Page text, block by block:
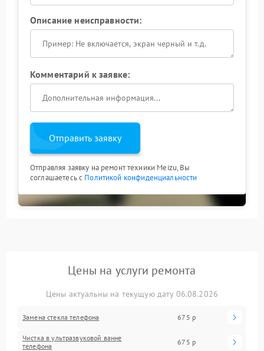
Описание неисправности:
Комментарий к заявке:
Отправить заявку
Отправляя заявку на ремонт техники Meizu, Вы
соглашаетесь с Политикой конфиденциальности
Цены на услуги ремонта
Цены актуальны на текущую дату 06.08.2026
Замена стекла телефона 675 р
Чистка в ультразвуковой ванне
телефона
675 р